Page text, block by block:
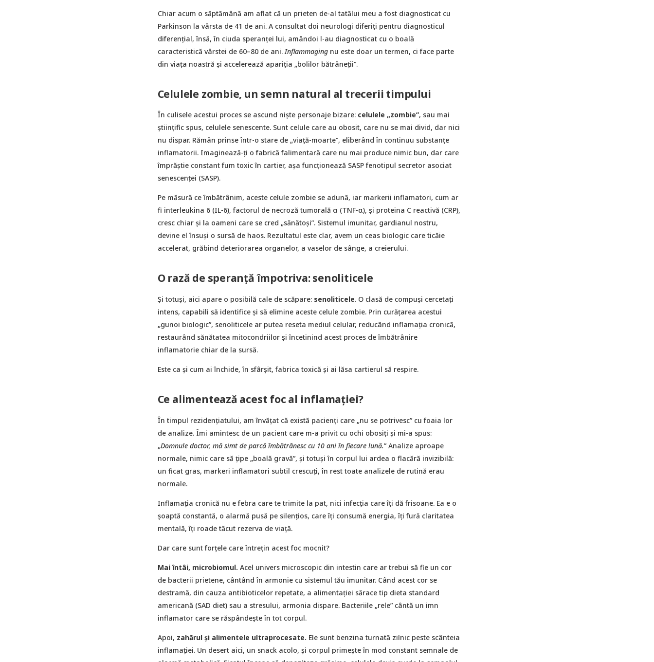
Chiar acum o săptămână am aflat că un prieten de-al tatălui meu a fost diagnosticat cu
Parkinson la vârsta de 41 de ani. A consultat doi neurologi diferiți pentru diagnosticul
diferențial, însă, în ciuda speranței lui, amândoi l-au diagnosticat cu o boală
caracteristică vârstei de 60–80 de ani. Inflammagingnu este doar un termen, ci face parte
din viața noastră și accelerează apariția „bolilor bătrâneții”.
Celulele zombie, un semn natural al trecerii timpului
În culisele acestui proces se ascund niște personaje bizare: celulele „zombie”, sau mai
științific spus, celulele senescente. Sunt celule care au obosit, care nu se mai divid, dar nici
nu dispar. Rămân prinse într-o stare de „viață-moarte”, eliberând în continuu substanțe
inflamatorii. Imaginează-ți o fabrică falimentară care nu mai produce nimic bun, dar care
împrăștie constant fum toxic în cartier, așa funcționează SASP fenotipul secretor asociat
senescenței (SASP).
Pe măsură ce îmbătrânim, aceste celule zombie se adună, iar markerii inflamatori, cum ar
fi interleukina 6 (IL-6), factorul de necroză tumorală α (TNF-α), și proteina C reactivă (CRP),
cresc chiar și la oameni care se cred „sănătoși”. Sistemul imunitar, gardianul nostru,
devine el însuși o sursă de haos. Rezultatul este clar, avem un ceas biologic care ticăie
accelerat, grăbind deteriorarea organelor, a vaselor de sânge, a creierului.
O rază de speranță împotriva: senoliticele
Și totuși, aici apare o posibilă cale de scăpare: senoliticele. O clasă de compuși cercetați
intens, capabili să identifice și să elimine aceste celule zombie. Prin curățarea acestui
„gunoi biologic”, senoliticele ar putea reseta mediul celular, reducând inflamația cronică,
restaurând sănătatea mitocondriilor și încetinind acest proces de îmbătrânire
inflamatorie chiar de la sursă.
Este ca și cum ai închide, în sfârșit, fabrica toxică și ai lăsa cartierul să respire.
Ce alimentează acest foc al inflamației?
În timpul rezidențiatului, am învățat că există pacienți care „nu se potrivesc” cu foaia lor
de analize. Îmi amintesc de un pacient care m-a privit cu ochi obosiți și mi-a spus:
„Domnule doctor, mă simt de parcă îmbătrânesc cu 10 ani în fiecare lună.” Analize aproape
normale, nimic care să țipe „boală gravă”, și totuși în corpul lui ardea o flacără invizibilă:
un ficat gras, markeri inflamatori subtil crescuți, în rest toate analizele de rutină erau
normale.
Inflamația cronică nu e febra care te trimite la pat, nici infecția care îți dă frisoane. Ea e o
șoaptă constantă, o alarmă pusă pe silențios, care îți consumă energia, îți fură claritatea
mentală, îți roade tăcut rezerva de viață.
Dar care sunt forțele care întrețin acest foc mocnit?
Mai întâi, microbiomul. Acel univers microscopic din intestin care ar trebui să fie un cor
de bacterii prietene, cântând în armonie cu sistemul tău imunitar. Când acest cor se
destramă, din cauza antibioticelor repetate, a alimentației sărace tip dieta standard
americană (SAD diet) sau a stresului, armonia dispare. Bacteriile „rele” cântă un imn
inflamator care se răspândește în tot corpul.
Apoi, zahărul și alimentele ultraprocesate. Ele sunt benzina turnată zilnic peste scânteia
inflamației. Un desert aici, un snack acolo, și corpul primește în mod constant semnale de